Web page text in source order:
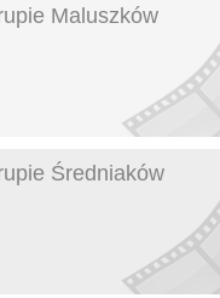
Maluszków
Średniaków